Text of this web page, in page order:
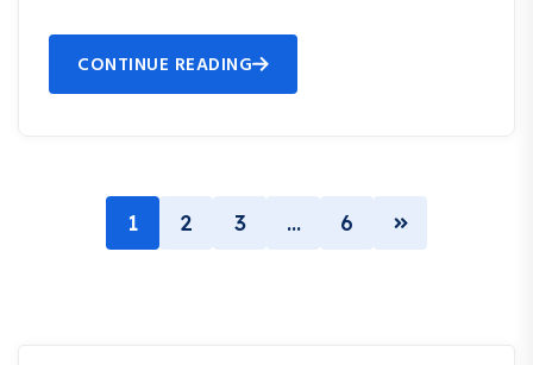
CONTINUE READING
1 2 3 … 6